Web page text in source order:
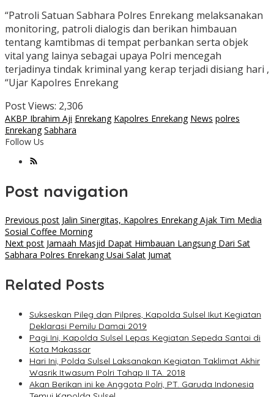
“Patroli Satuan Sabhara Polres Enrekang melaksanakan
monitoring, patroli dialogis dan berikan himbauan
tentang kamtibmas di tempat perbankan serta objek
vital yang lainya sebagai upaya Polri mencegah
terjadinya tindak kriminal yang kerap terjadi disiang hari ,
“Ujar Kapolres Enrekang
Post Views: 2,306
AKBP Ibrahim Aji Enrekang Kapolres Enrekang News polres
Enrekang Sabhara
Follow Us
Post navigation
Previous post Jalin Sinergitas, Kapolres Enrekang Ajak Tim Media
Sosial Coffee Morning
Next post Jamaah Masjid Dapat Himbauan Langsung Dari Sat
Sabhara Polres Enrekang Usai Salat Jumat
Related Posts
Sukseskan Pileg dan Pilpres, Kapolda Sulsel Ikut Kegiatan
Deklarasi Pemilu Damai 2019
Pagi Ini, Kapolda Sulsel Lepas Kegiatan Sepeda Santai di
Kota Makassar
Hari Ini, Polda Sulsel Laksanakan Kegiatan Taklimat Akhir
Wasrik Itwasum Polri Tahap II TA. 2018
Akan Berikan ini ke Anggota Polri, PT. Garuda Indonesia